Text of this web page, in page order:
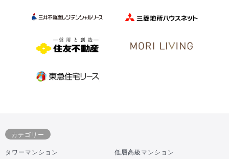
カテゴリー
タワーマンション
低層高級マンション